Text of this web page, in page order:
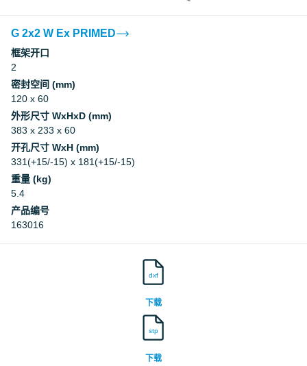
G 2x2 W Ex PRIMED
框架开口
2
密封空间 (mm)
120 x 60
外形尺寸 WxHxD (mm)
383 x 233 x 60
开孔尺寸 WxH (mm)
331(+15/-15) x 181(+15/-15)
重量 (kg)
5.4
产品编号
163016
dxf
下载
stp
下载